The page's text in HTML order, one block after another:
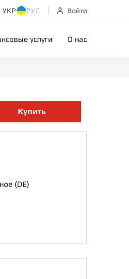
УКР РУС Войти
услуги О нас
Купить
(DE)